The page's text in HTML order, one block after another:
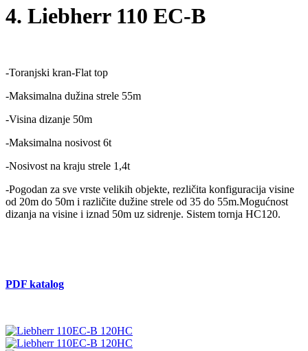
4. Liebherr 110 EC-B
-Toranjski kran-Flat top
-Maksimalna dužina strele 55m
-Visina dizanje 50m
-Maksimalna nosivost 6t
-Nosivost na kraju strele 1,4t
-Pogodan za sve vrste velikih objekte, rezličita konfiguracija visine
od 20m do 50m i različite dužine strele od 35 do 55m.Mogućnost
dizanja na visine i iznad 50m uz sidrenje. Sistem tornja HC120.
PDF katalog